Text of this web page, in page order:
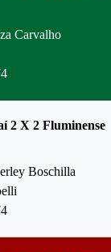
Carvalho
2 X 2 Fluminense
Boschilla